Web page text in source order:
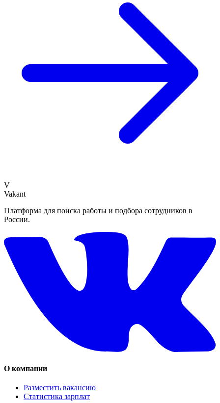
V
Vakant
Платформа для поиска работы и подбора сотрудников в
России.
О компании
Разместить вакансию
Статистика зарплат